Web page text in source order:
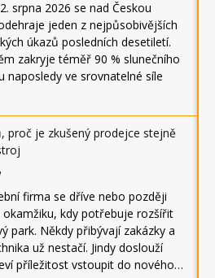
srpna 2026 se nad Českou
jeden z nejpůsobivějších
úkazů posledních desetiletí.
zakryje téměř 90 % slunečního
naposledy ve srovnatelné síle
proč je zkušený prodejce stejně
firma se dříve nebo později
kdy potřebuje rozšířit
park. Někdy přibývají zakázky a
už nestačí. Jindy doslouží
příležitost vstoupit do nového…